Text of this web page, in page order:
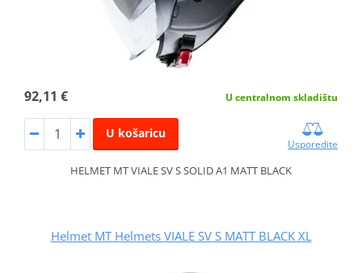
92,11 € U centralnom skladištu
U košaricu
Usporedite
HELMET MT VIALE SV S SOLID A1 MATT BLACK
Helmet MT Helmets VIALE SV S MATT BLACK XL